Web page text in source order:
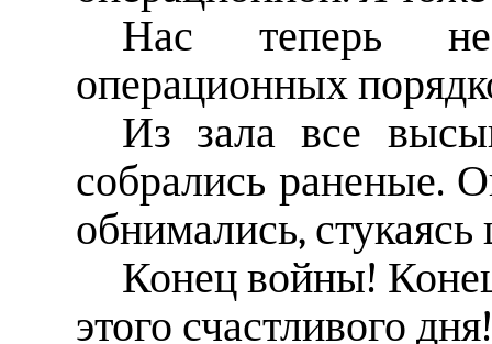
Нас теперь не
операционных
Из зала все
собрались раненые.
обнимались,
Конец войны!
этого счастливого дня!